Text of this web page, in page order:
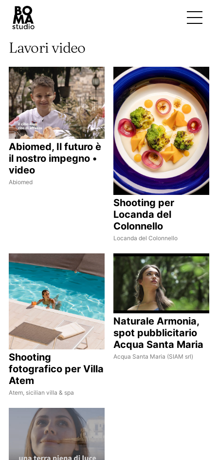
Lavori video
Abiomed, Il futuro è
il nostro impegno •
video
Abiomed
Shooting per
Locanda del
Colonnello
Locanda del Colonnello
Shooting
fotografico per Villa
Atem
Atem, sicilian villa & spa
Naturale Armonia,
spot pubblicitario
Acqua Santa Maria
Acqua Santa Maria (SIAM srl)